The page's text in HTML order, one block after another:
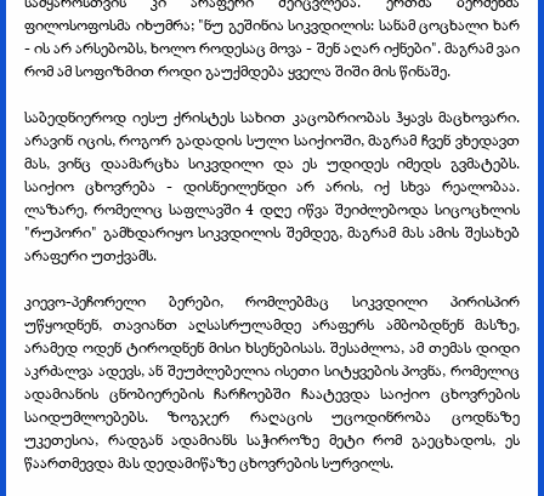
ფილოსოფოსმა იხუმრა; "ნუ გეშინია სიკვდილის: სანამ ცოცხალი ხარ
- ის არ არსებობს, ხოლო როდესაც მოვა - შენ აღარ იქნები". მაგრამ ვაი
რომ ამ სოფიზმით როდი გაუქმდება ყველა შიში მის წინაშე.
საბედნიეროდ იესუ ქრისტეს სახით კაცობრიობას ჰყავს მაცხოვარი.
არავინ იცის, როგორ გადადის სული საიქიოში, მაგრამ ჩვენ ვხედავთ
მას, ვინც დაამარცხა სიკვდილი და ეს უდიდეს იმედს გვმატებს.
საიქიო ცხოვრება - დისნეილენდი არ არის, იქ სხვა რეალობაა.
ლაზარე, რომელიც საფლავში 4 დღე იწვა შეიძლებოდა სიცოცხლის
"რუპორი" გამხდარიყო სიკვდილის შემდეგ, მაგრამ მას ამის შესახებ
არაფერი უთქვამს.
კიევო-პეჩორელი ბერები, რომლებმაც სიკვდილი პირისპირ
უწყოდნენ, თავიანთ აღსასრულამდე არაფერს ამბობდნენ მასზე,
არამედ ოდენ ტიროდნენ მისი ხსენებისას. შესაძლოა, ამ თემას დიდი
აკრძალვა ადევს, ან შეუძლებელია ისეთი სიტყვების პოვნა, რომელიც
ადამიანის ცნობიერების ჩარჩოებში ჩაატევდა საიქიო ცხოვრების
საიდუმლოებებს. ზოგჯერ რაღაცის უცოდინრობა ცოდნაზე
უკეთესია, რადგან ადამიანს საჭიროზე მეტი რომ გაეცხადოს, ეს
წაართმევდა მას დედამიწაზე ცხოვრების სურვილს.